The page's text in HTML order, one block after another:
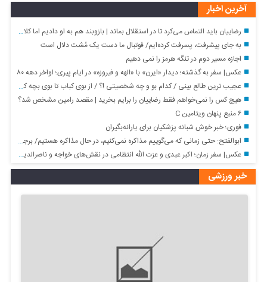
آخرین اخبار
رضاییان باید التماس می‌کرد تا در استقلال بماند | بازوبند هم به او دادیم اما کلاس گذاشت
به جای پیشرفت، پسرفت کرده‌ایم/ فوتبال ما دست یک مُشت دلال است
اجازه مسیر دوم در تنگه هرمز را نمی دهیم
عکس| سفر به گذشته؛ دیدار «ایرن» با «الهه و فیروزه» در ایام پیری؛ اواخر دهه ۸۰
عجیب ترین طالع بینی / کدام بو و چه شخصیتی !؟ / از بوی کباب تا بوی بچه کوچک
هیچ کس را نمی‌خواهم فقط رضاییان را برایم بخرید | مقصد رامین مشخص شد؟
۶ منبع پنهان ویتامین C
فوری؛ خبر خوش شبانه پزشکیان برای یارانه‌بگیران
ابوالفتح: حتی زمانی که می‌گوییم مذاکره نمی‌کنیم، در حال مذاکره هستیم/ برجام برای ایران معجزه بود/ چون برجام به سود ایران بود آمریکا از آن خارج شد
عکس| سفر زمان؛ اکبر عبدی و عزت الله انتظامی در نقش‌های خواجه و ناصرالدین شاه
خبر ورزشی